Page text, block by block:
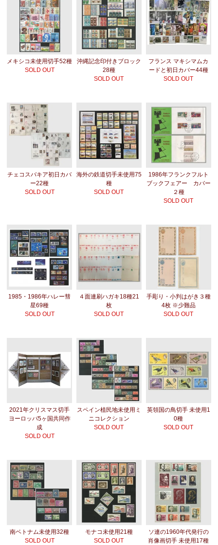
メキシコ未使用切手52種
SOLD OUT
沖縄記念印付きブロック
28種
SOLD OUT
フランス マキシマムカ
ードと初日カバー44種
SOLD OUT
チェコスバキア初日カバ
ー22種
SOLD OUT
海外の鉄道切手未使用75
種
SOLD OUT
1986年フランクフルト
ブックフェアー カバー
２種
SOLD OUT
1985・1986年ハレー彗
星69種
SOLD OUT
４面連刷ハガキ18種21
枚
SOLD OUT
手彫り・小判はがき３種
4枚 ※少難品
SOLD OUT
2021年クリスマス切手
ヨーロッパ5ヶ国共同作
成
SOLD OUT
スペイン植民地未使用ミ
ニコレクション
SOLD OUT
英領国の鳥切手 未使用1
0種
SOLD OUT
南ベトナム未使用32種
SOLD OUT
モナコ未使用21種
SOLD OUT
ソ連の1960年代発行の
肖像画切手 未使用17種